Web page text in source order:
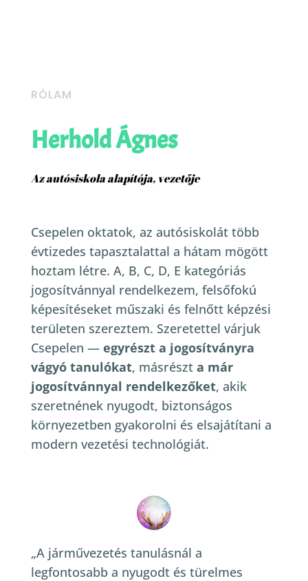
RÓLAM
Herhold Ágnes
Az autósiskola alapítója, vezetője
Csepelen oktatok, az autósiskolát több
évtizedes tapasztalattal a hátam mögött
hoztam létre. A, B, C, D, E kategóriás
jogosítvánnyal rendelkezem, felsőfokú
képesítéseket műszaki és felnőtt képzési
területen szereztem. Szeretettel várjuk
Csepelen — egyrészt a jogosítványra
vágyó tanulókat, másrészt a már
jogosítvánnyal rendelkezőket, akik
szeretnének nyugodt, biztonságos
környezetben gyakorolni és elsajátítani a
modern vezetési technológiát.
„A járművezetés tanulásnál a
legfontosabb a nyugodt és türelmes